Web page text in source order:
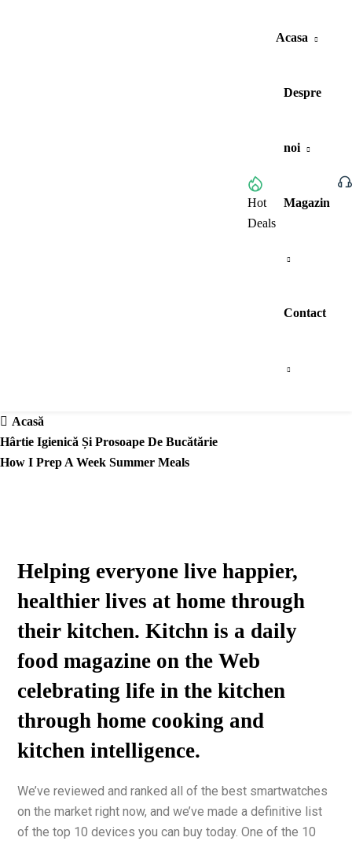
Hot
Deals
Acasa
Despre
noi
Magazin
Contact
Acasă
Hârtie Igienică Și Prosoape De Bucătărie
How I Prep A Week Summer Meals
Helping everyone live happier,
healthier lives at home through
their kitchen. Kitchn is a daily
food magazine on the Web
celebrating life in the kitchen
through home cooking and
kitchen intelligence.
We’ve reviewed and ranked all of the best smartwatches
on the market right now, and we’ve made a definitive list
of the top 10 devices you can buy today. One of the 10